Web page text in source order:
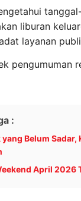
liburan
layanan
pengumuman
:
yang Belum
April 2026